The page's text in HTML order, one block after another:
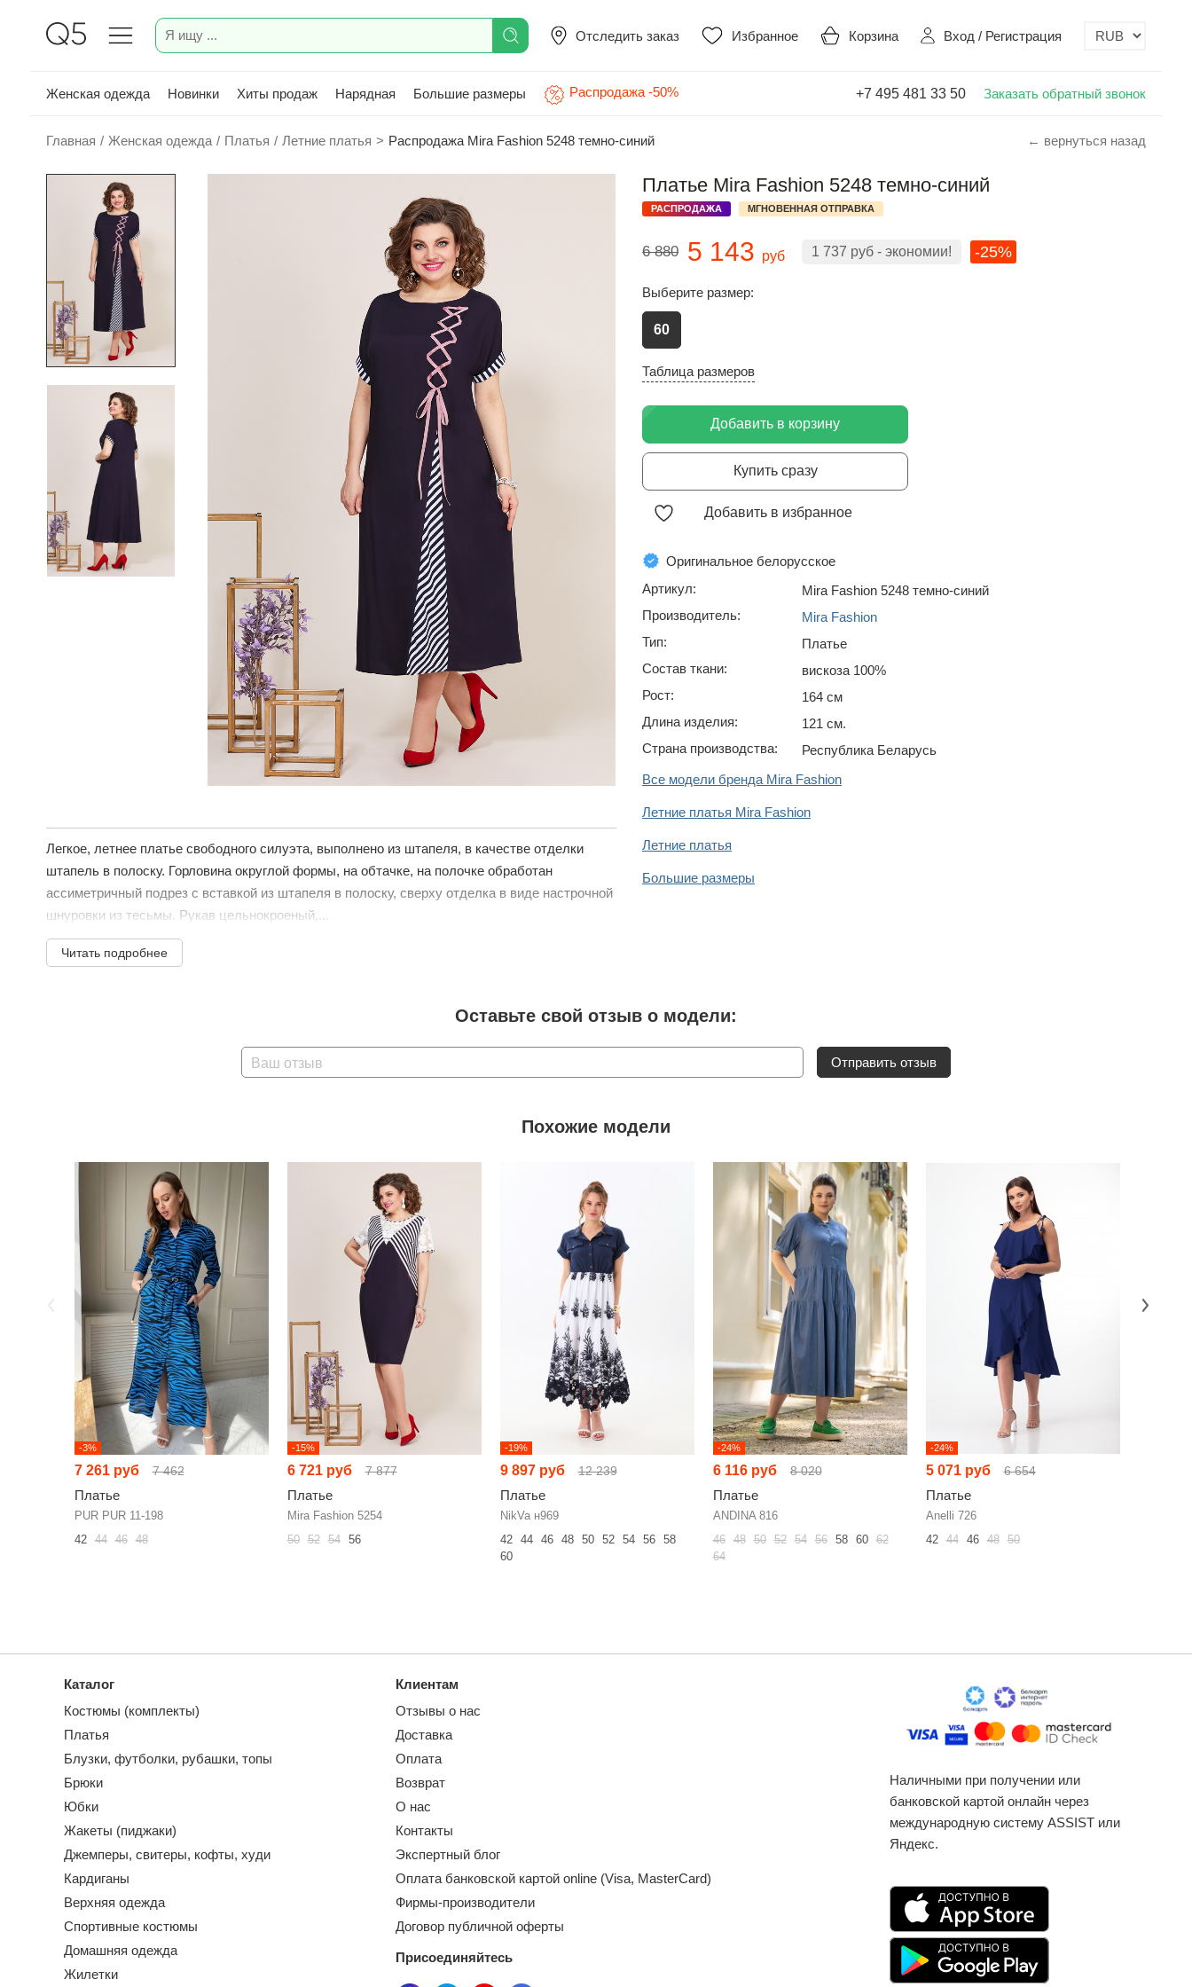
Отследить заказ Избранное Корзина Вход / Регистрация
Женская одежда Новинки Хиты продаж Нарядная Большие размеры Распродажа -50% +7 495 481 33 50 Заказать обратный звонок
Главная / Женская одежда / Платья / Летние платья > Распродажа Mira Fashion 5248 темно-синий ← вернуться назад
Легкое, летнее платье свободного силуэта, выполнено из штапеля, в качестве отделки
штапель в полоску. Горловина округлой формы, на обтачке, на полочке обработан
ассиметричный подрез с вставкой из штапеля в полоску, сверху отделка в виде настрочной
шнуровки из тесьмы. Рукав цельнокроеный,...
Читать подробнее
Платье Mira Fashion 5248 темно-синий
РАСПРОДАЖА МГНОВЕННАЯ ОТПРАВКА
6 880 5 143 руб 1 737 руб - экономии! -25%
Выберите размер:
60
Таблица размеров
Добавить в корзину
Купить сразу
Добавить в избранное
Оригинальное белорусское
Артикул:
Mira Fashion 5248 темно-синий
Производитель:
Mira Fashion
Тип:
Платье
Состав ткани:
вискоза 100%
Рост:
164 см
Длина изделия:
121 см.
Страна производства:
Республика Беларусь
Все модели бренда Mira Fashion
Летние платья Mira Fashion
Летние платья
Большие размеры
Оставьте свой отзыв о модели:
Ваш отзыв Отправить отзыв
Похожие модели
-3%
7 261 руб 7 462
Платье
PUR PUR 11-198
42 44 46 48
-15%
6 721 руб 7 877
Платье
Mira Fashion 5254
50 52 54 56
-19%
9 897 руб 12 239
Платье
NikVa н969
42
44 46 48 50 52 54 56
58
60
-24%
6 116 руб 8 020
Платье
ANDINA 816
46 48 50 52 54 56 58 60 62
64
-24%
5 071 руб 6 654
Платье
Anelli 726
42 44 46 48 50
Каталог
Костюмы (комплекты)
Платья
Блузки, футболки, рубашки, топы
Брюки
Юбки
Жакеты (пиджаки)
Джемперы, свитеры, кофты, худи
Кардиганы
Верхняя одежда
Спортивные костюмы
Домашняя одежда
Жилетки
Клиентам
Отзывы о нас
Доставка
Оплата
Возврат
О нас
Контакты
Экспертный блог
Оплата банковской картой online (Visa, MasterCard)
Фирмы-производители
Договор публичной оферты
Присоединяйтесь
Наличными при получении или
банковской картой онлайн через
международную систему ASSIST или
Яндекс.